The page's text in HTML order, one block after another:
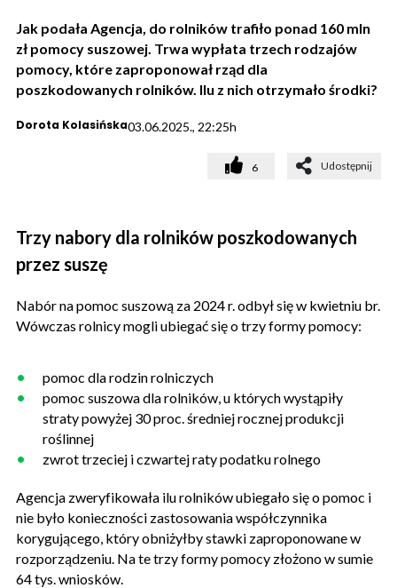
Jak podała Agencja, do rolników trafiło ponad 160 mln
zł pomocy suszowej. Trwa wypłata trzech rodzajów
pomocy, które zaproponował rząd dla
poszkodowanych rolników. Ilu z nich otrzymało środki?
Dorota Kolasińska03.06.2025., 22:25h
6 Udostępnij
Trzy nabory dla rolników poszkodowanych
przez suszę
Nabór na pomoc suszową za 2024 r. odbył się w kwietniu br.
Wówczas rolnicy mogli ubiegać się o trzy formy pomocy:
pomoc dla rodzin rolniczych
pomoc suszowa dla rolników, u których wystąpiły
straty powyżej 30 proc. średniej rocznej produkcji
roślinnej
zwrot trzeciej i czwartej raty podatku rolnego
Agencja zweryfikowała ilu rolników ubiegało się o pomoc i
nie było konieczności zastosowania współczynnika
korygującego, który obniżyłby stawki zaproponowane w
rozporządzeniu. Na te trzy formy pomocy złożono w sumie
64 tys. wniosków.